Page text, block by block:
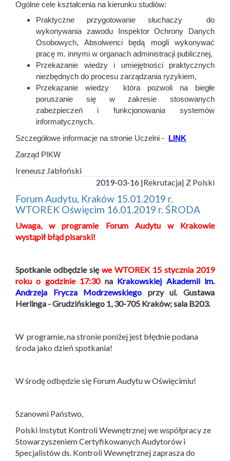
Ogólne cele kształcenia na kierunku studiów:
Praktyczne przygotowanie słuchaczy do
wykonywania zawodu Inspektor Ochrony Danych
Osobowych, Absolwenci będą mogli wykonywać
pracę m. innymi w organach administracji publicznej,
Przekazanie wiedzy i umiejętności praktycznych
niezbędnych do procesu zarządzania ryzykiem,
Przekazanie wiedzy która pozwoli na biegłe
poruszanie się w zakresie stosowanych
zabezpieczeń i funkcjonowania systemów
informatycznych.
Szczegółowe informacje na stronie Uczelni -
LINK
Zarząd PIKW
Ireneusz Jabłoński
2019-03-16 |Rekrutacja| Z Polski
Forum Audytu, Kraków 15.01.2019 r.
WTOREK Oświęcim 16.01.2019 r. ŚRODA
Uwaga,
w programie Forum Audytu w Krakowie
wystąpił błąd pisarski!
Spotkanie odbędzie się we WTOREK 15 stycznia 2019
roku o godzinie 17:30na Krakowskiej Akademii im.
Andrzeja Frycza Modrzewskiego przy ul. Gustawa
Herlinga - Grudzińskiego 1, 30-705 Kraków; sala B203.
W programie, na stronie poniżej jest błędnie podana
środa jako dzień spotkania!
W środę odbędzie się Forum Audytu w Oświęcimiu!
Szanowni Państwo,
Polski Instytut Kontroli Wewnętrznej we współpracy ze
Stowarzyszeniem Certyfikowanych Audytorów i
Specjalistów ds. Kontroli Wewnętrznej zaprasza do